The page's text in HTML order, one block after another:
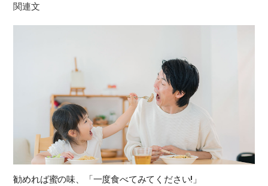
関連文
勧めれば蜜の味、「一度食べてみてください!」